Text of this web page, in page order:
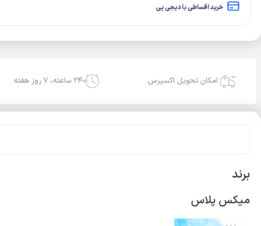
خرید اقساطی با دیجی پی
امکان تحویل اکسپرس 24/7۲۴ ساعته، ۷ روز هفته
برند
میکس پلاس